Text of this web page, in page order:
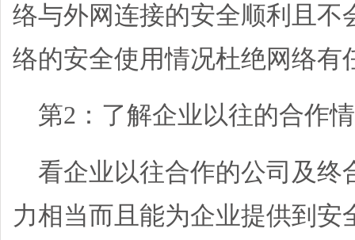
络与外网连接的安全顺利且
络的安全使用情况杜绝网络有
第2：了解企业以往的合作
看企业以往合作的公司及
力相当而且能为企业提供到